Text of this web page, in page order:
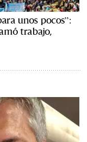
unos pocos”:
trabajo,